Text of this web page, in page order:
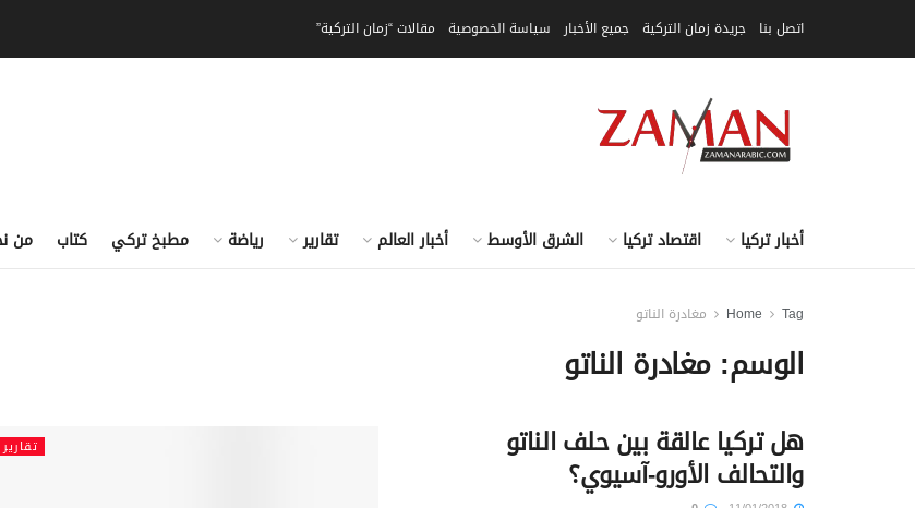
اتصل بنا جريدة زمان التركية جميع الأخبار سياسة الخصوصية مقالات “زمان التركية”
أخبار تركيا اقتصاد تركيا الشرق الأوسط أخبار العالم تقارير رياضة مطبخ تركي كتاب من
Home Tag مغادرة الناتو
الوسم:مغادرة الناتو
تقارير هل تركيا عالقة بين حلف الناتو
والتحالف الأورو-آسيوي؟